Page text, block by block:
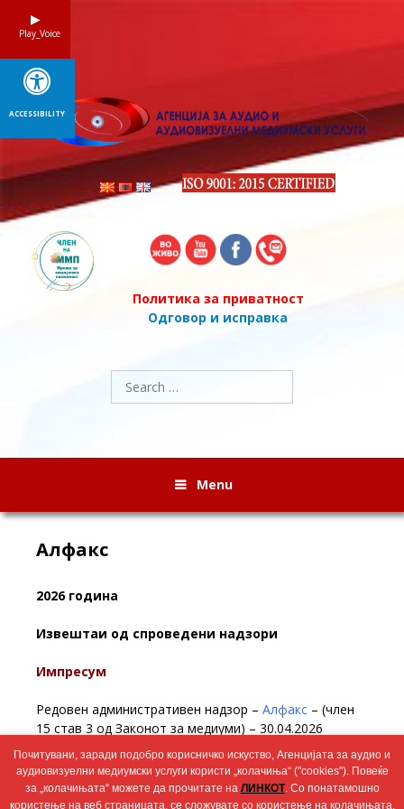
Политика за приватност
Одговор и исправка
Search
for:
Menu
Алфакс
2026 година
Извештаи од спроведени надзори
Импресум
Редовен административен надзор – Алфакс – (член
15 став 3 од Законот за медиуми) – 30.04.2026
Редовен административен надзорАлфакс– (член 14
став 1 од Законот за медиуми) – 19.02.2026
Почитувани, заради подобро корисничко искуство, Агенцијата за аудио и
аудиовизуелни медиумски услуги користи „колачиња“ ("cookies"). Повеќе
за „колачињата“ можете да прочитате на ЛИНКОТ. Со понатамошно
користење на веб страницата, се сложувате со користење на колачињата.
Play_Voice
ACCESSIBILITY